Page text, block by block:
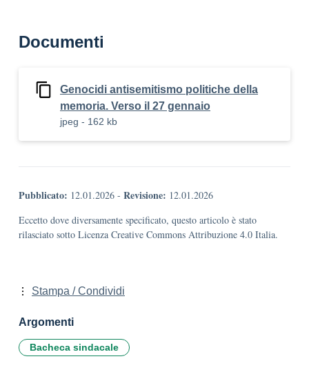
Documenti
Genocidi antisemitismo politiche della
memoria. Verso il 27 gennaio
jpeg - 162 kb
Pubblicato: 12.01.2026 - Revisione: 12.01.2026
Eccetto dove diversamente specificato, questo articolo è stato
rilasciato sotto Licenza Creative Commons Attribuzione 4.0 Italia.
Stampa / Condividi
Argomenti
Bacheca sindacale